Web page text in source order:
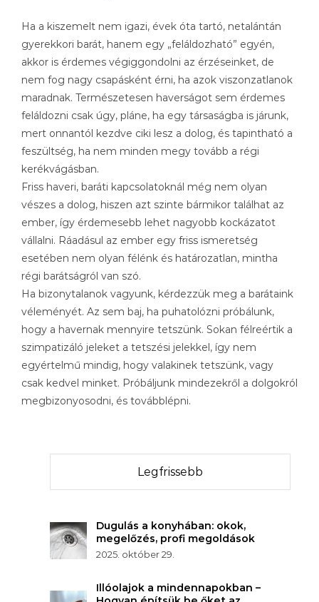
Ha a kiszemelt nem igazi, évek óta tartó, netalántán
gyerekkori barát, hanem egy „feláldozható” egyén,
akkor is érdemes végiggondolni az érzéseinket, de
nem fog nagy csapásként érni, ha azok viszonzatlanok
maradnak. Természetesen haverságot sem érdemes
feláldozni csak úgy, pláne, ha egy társaságba is járunk,
mert onnantól kezdve ciki lesz a dolog, és tapintható a
feszültség, ha nem minden megy tovább a régi
kerékvágásban.
Friss haveri, baráti kapcsolatoknál még nem olyan
vészes a dolog, hiszen azt szinte bármikor találhat az
ember, így érdemesebb lehet nagyobb kockázatot
vállalni. Ráadásul az ember egy friss ismeretség
esetében nem olyan félénk és határozatlan, mintha
régi barátságról van szó.
Ha bizonytalanok vagyunk, kérdezzük meg a barátaink
véleményét. Az sem baj, ha puhatolózni próbálunk,
hogy a havernak mennyire tetszünk. Sokan félreértik a
szimpatizáló jeleket a tetszési jelekkel, így nem
egyértelmű mindig, hogy valakinek tetszünk, vagy
csak kedvel minket. Próbáljunk mindezekről a dolgokról
megbizonyosodni, és továbblépni.
Legfrissebb
Dugulás a konyhában: okok,
megelőzés, profi megoldások
2025. október 29.
Illóolajok a mindennapokban –